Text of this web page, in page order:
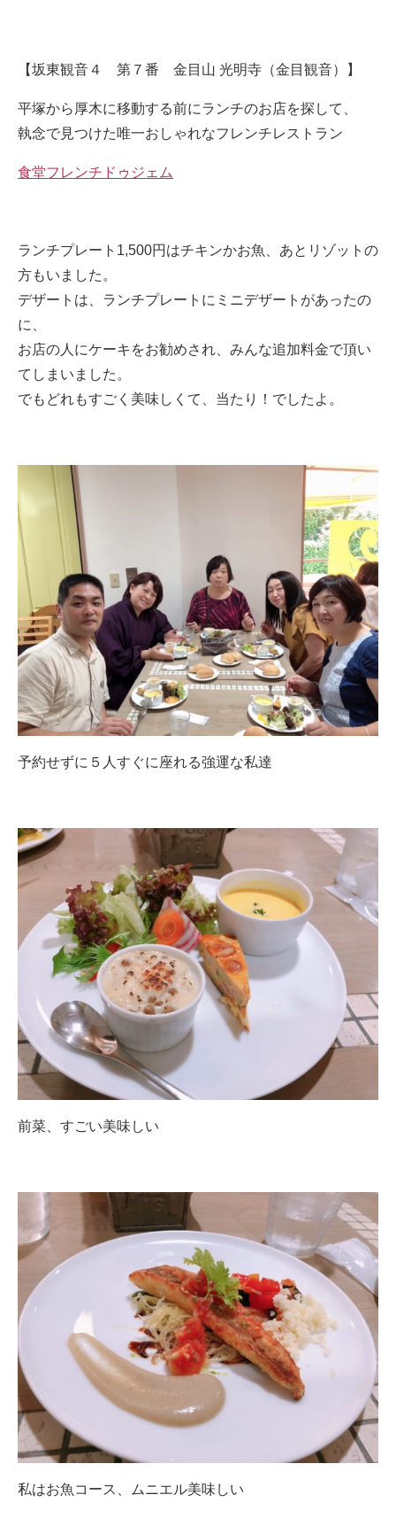
【坂東観音４ 第７番 金目山 光明寺（金目観音）】
平塚から厚木に移動する前にランチのお店を探して、
執念で見つけた唯一おしゃれなフレンチレストラン
食堂フレンチドゥジェム
ランチプレート1,500円はチキンかお魚、あとリゾットの
方もいました。
デザートは、ランチプレートにミニデザートがあったの
に、
お店の人にケーキをお勧めされ、みんな追加料金で頂い
てしまいました。
でもどれもすごく美味しくて、当たり！でしたよ。
予約せずに５人すぐに座れる強運な私達
前菜、すごい美味しい
私はお魚コース、ムニエル美味しい